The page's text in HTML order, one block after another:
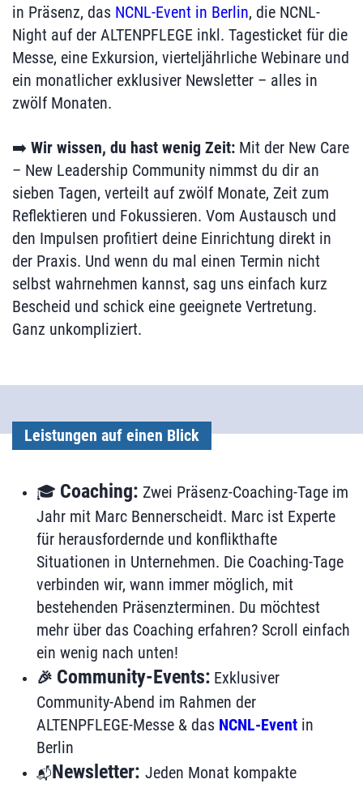
in Präsenz, das NCNL-Event in Berlin, die NCNL-
Night auf der ALTENPFLEGE inkl. Tagesticket für die
Messe, eine Exkursion, vierteljährliche Webinare und
ein monatlicher exklusiver Newsletter – alles in
zwölf Monaten.
➡️ Wir wissen, du hast wenig Zeit: Mit der New Care
– New Leadership Community nimmst du dir an
sieben Tagen, verteilt auf zwölf Monate, Zeit zum
Reflektieren und Fokussieren. Vom Austausch und
den Impulsen profitiert deine Einrichtung direkt in
der Praxis. Und wenn du mal einen Termin nicht
selbst wahrnehmen kannst, sag uns einfach kurz
Bescheid und schick eine geeignete Vertretung.
Ganz unkompliziert.
Leistungen auf einen Blick
🎓 Coaching: Zwei Präsenz-Coaching-Tage im
Jahr mit Marc Bennerscheidt. Marc ist Experte
für herausfordernde und konflikthafte
Situationen in Unternehmen. Die Coaching-Tage
verbinden wir, wann immer möglich, mit
bestehenden Präsenzterminen. Du möchtest
mehr über das Coaching erfahren? Scroll einfach
ein wenig nach unten!
🎉 Community-Events: Exklusiver
Community-Abend im Rahmen der
ALTENPFLEGE-Messe & das NCNL-Event in
Berlin
📬Newsletter: Jeden Monat kompakte